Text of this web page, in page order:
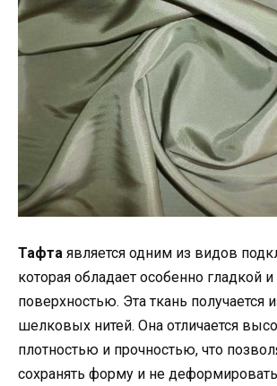
Тафта является одним из видов
которая обладает особенно гладкой
поверхностью. Эта ткань получается
шелковых нитей. Она отличается
плотностью и прочностью, что
сохранять форму и не